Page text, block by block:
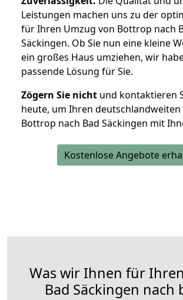
Leistungen machen uns zu der
für Ihren Umzug von Bottrop nach
Säckingen. Ob Sie nun eine kleine
ein großes Haus umziehen, wir
passende Lösung für Sie.
Zögern Sie nicht und kontaktieren
heute, um Ihren deutschlandweiten
Bottrop nach Bad Säckingen mit
Kostenlose Angebote
Was wir Ihnen für
Bad Säckingen nach